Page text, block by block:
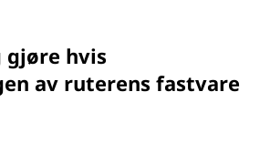
gjøre hvis
av ruterens fastvare